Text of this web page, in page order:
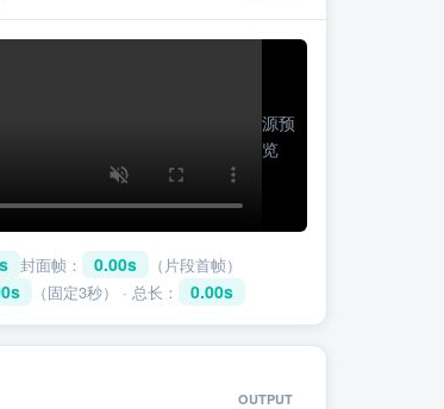
源预
览
封面帧： 0.00s
（片段首帧）
（固定3秒） · 总长： 0.00s
OUTPUT